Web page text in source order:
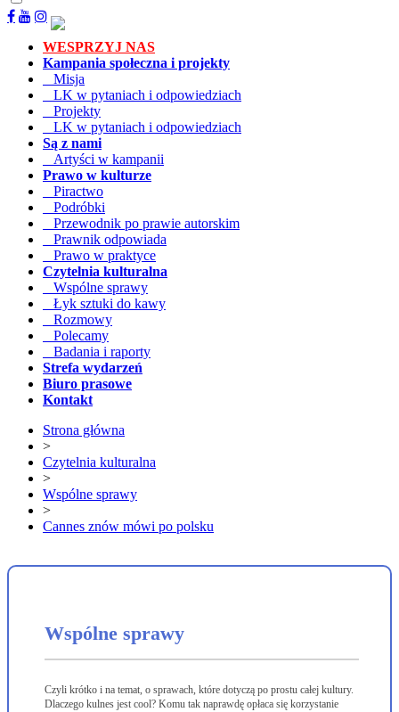
WESPRZYJ NAS
Kampania społeczna i projekty
Misja
LK w pytaniach i odpowiedziach
Projekty
LK w pytaniach i odpowiedziach
Są z nami
Artyści w kampanii
Prawo w kulturze
Piractwo
Podróbki
Przewodnik po prawie autorskim
Prawnik odpowiada
Prawo w praktyce
Czytelnia kulturalna
Wspólne sprawy
Łyk sztuki do kawy
Rozmowy
Polecamy
Badania i raporty
Strefa wydarzeń
Biuro prasowe
Kontakt
Strona główna
>
Czytelnia kulturalna
>
Wspólne sprawy
>
Cannes znów mówi po polsku
Wspólne sprawy
Czyli krótko i na temat, o sprawach, które dotyczą po prostu całej kultury.
Dlaczego kulnes jest cool? Komu tak naprawdę opłaca się korzystanie